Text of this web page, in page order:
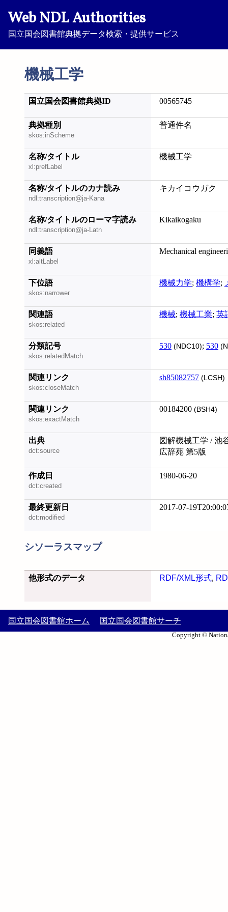
Web NDL Authorities
国立国会図書館典拠データ検索・提供サービス
機械工学
国立国会図書館典拠ID 00565745
典拠種別
skos:inScheme
普通件名
名称/タイトル
xl:prefLabel
機械工学
名称/タイトルのカナ読み
ndl:transcription@ja-Kana
キカイコウガク
名称/タイトルのローマ字読み
ndl:transcription@ja-Latn
Kikaikogaku
同義語
xl:altLabel
Mechanical
下位語
skos:narrower
機械力学; 機構学;
関連語
skos:related
機械; 機械工業; 英
分類記号
skos:relatedMatch
530 (NDC10); 530
関連リンク
skos:closeMatch
sh85082757 (LCSH)
関連リンク
skos:exactMatch
00184200 (BSH4)
出典
dct:source
図解機械工学 / 池
広辞苑 第5版
作成日
dct:created
1980-06-20
最終更新日
dct:modified
2017-07-
シソーラスマップ
他形式のデータ RDF/XML形式,
国立国会図書館ホーム 国立国会図書館サーチ
Copyright ©